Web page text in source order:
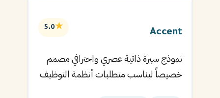
Accent
★
5.0
نموذج سيرة ذاتية عصري واحترافي مصمم
خصيصاً ليناسب متطلبات أنظمة التوظيف